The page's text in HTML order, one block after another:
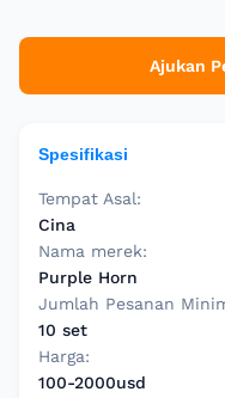
Ajukan
Spesifikasi
Tempat Asal:
Cina
Nama merek:
Purple Horn
Jumlah Pesanan
10 set
Harga:
100-2000usd